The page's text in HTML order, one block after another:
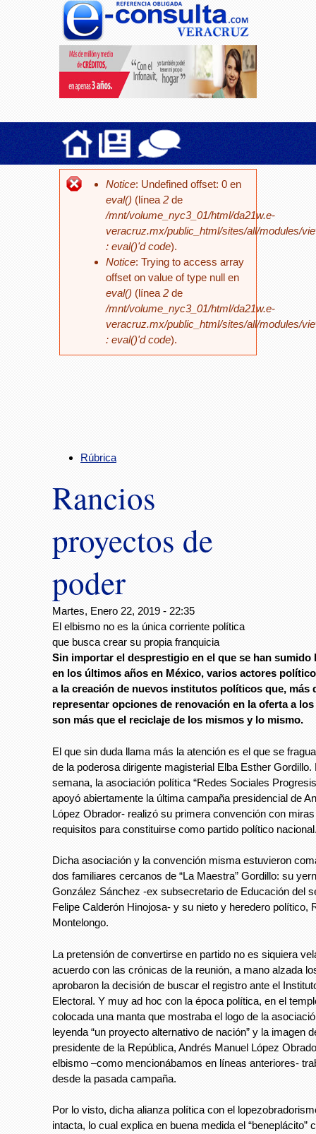
Notice: Undefined offset: 0 en
eval() (línea 2 de
/mnt/volume_nyc3_01/html/da21w.e-
veracruz.mx/public_html/sites/all/modules/
: eval()'d code).
Notice: Trying to access array
offset on value of type null en
eval() (línea 2 de
/mnt/volume_nyc3_01/html/da21w.e-
veracruz.mx/public_html/sites/all/modules/
: eval()'d code).
Rúbrica
Rancios
proyectos de
poder
Martes, Enero 22, 2019 - 22:35
El elbismo no es la única corriente política
que busca crear su propia franquicia
Sin importar el desprestigio en el que se han sumido
en los últimos años en México, varios actores
a la creación de nuevos institutos políticos que, más
representar opciones de renovación en la oferta a
son más que el reciclaje de los mismos y lo mismo.
El que sin duda llama más la atención es el que se
de la poderosa dirigente magisterial Elba Esther Gordillo.
semana, la asociación política “Redes Sociales
apoyó abiertamente la última campaña presidencial de
López Obrador- realizó su primera convención con
requisitos para constituirse como partido político
Dicha asociación y la convención misma estuvieron
dos familiares cercanos de “La Maestra” Gordillo: su
González Sánchez -ex subsecretario de Educación del
Felipe Calderón Hinojosa- y su nieto y heredero político,
Montelongo.
La pretensión de convertirse en partido no es siquiera
acuerdo con las crónicas de la reunión, a mano alzada
aprobaron la decisión de buscar el registro ante el
Electoral. Y muy ad hoc con la época política, en el
colocada una manta que mostraba el logo de la
leyenda “un proyecto alternativo de nación” y la imagen
presidente de la República, Andrés Manuel López
elbismo –como mencionábamos en líneas anteriores-
desde la pasada campaña.
Por lo visto, dicha alianza política con el
intacta, lo cual explica en buena medida el “beneplácito”